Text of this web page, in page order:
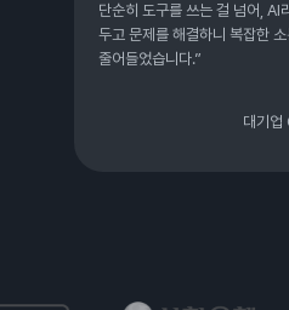
단순히 도구를 쓰는 걸 넘어, AI
두고 문제를 해결하니 복잡한
줄어들었습니다.”
대기업